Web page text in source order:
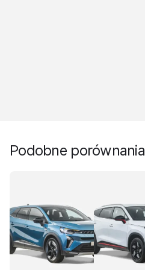
Podobne porównania